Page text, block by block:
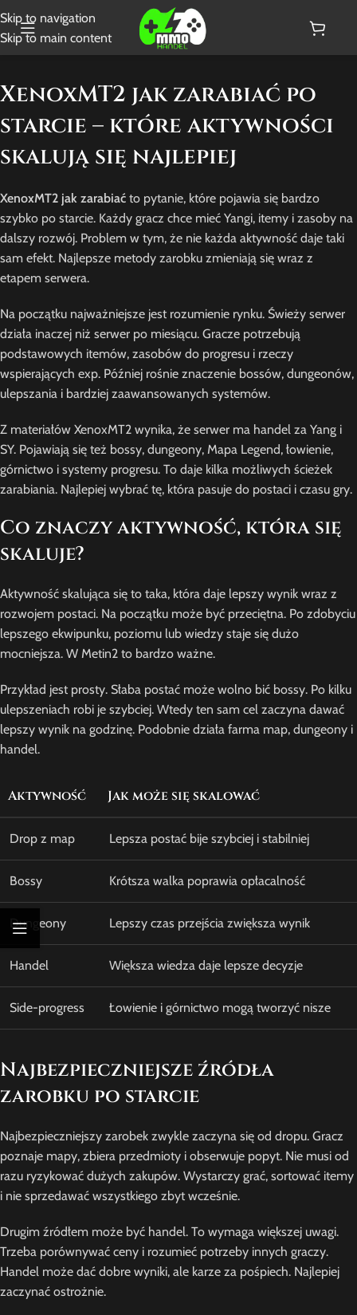
Skip to navigation
Skip to main content
XenoxMT2 jak zarabiać po
starcie – które aktywności
skalują się najlepiej
XenoxMT2 jak zarabiać to pytanie, które pojawia się bardzo
szybko po starcie. Każdy gracz chce mieć Yangi, itemy i zasoby na
dalszy rozwój. Problem w tym, że nie każda aktywność daje taki
sam efekt. Najlepsze metody zarobku zmieniają się wraz z
etapem serwera.
Na początku najważniejsze jest rozumienie rynku. Świeży serwer
działa inaczej niż serwer po miesiącu. Gracze potrzebują
podstawowych itemów, zasobów do progresu i rzeczy
wspierających exp. Później rośnie znaczenie bossów, dungeonów,
ulepszania i bardziej zaawansowanych systemów.
Z materiałów XenoxMT2 wynika, że serwer ma handel za Yang i
SY. Pojawiają się też bossy, dungeony, Mapa Legend, łowienie,
górnictwo i systemy progresu. To daje kilka możliwych ścieżek
zarabiania. Najlepiej wybrać tę, która pasuje do postaci i czasu gry.
Co znaczy aktywność, która się
skaluje?
Aktywność skalująca się to taka, która daje lepszy wynik wraz z
rozwojem postaci. Na początku może być przeciętna. Po zdobyciu
lepszego ekwipunku, poziomu lub wiedzy staje się dużo
mocniejsza. W Metin2 to bardzo ważne.
Przykład jest prosty. Słaba postać może wolno bić bossy. Po kilku
ulepszeniach robi je szybciej. Wtedy ten sam cel zaczyna dawać
lepszy wynik na godzinę. Podobnie działa farma map, dungeony i
handel.
Aktywność Jak może się skalować
Drop z map Lepsza postać bije szybciej i stabilniej
Bossy Krótsza walka poprawia opłacalność
Dungeony Lepszy czas przejścia zwiększa wynik
Handel Większa wiedza daje lepsze decyzje
Side-progress Łowienie i górnictwo mogą tworzyć nisze
Najbezpieczniejsze źródła
zarobku po starcie
Najbezpieczniejszy zarobek zwykle zaczyna się od dropu. Gracz
poznaje mapy, zbiera przedmioty i obserwuje popyt. Nie musi od
razu ryzykować dużych zakupów. Wystarczy grać, sortować itemy
i nie sprzedawać wszystkiego zbyt wcześnie.
Drugim źródłem może być handel. To wymaga większej uwagi.
Trzeba porównywać ceny i rozumieć potrzeby innych graczy.
Handel może dać dobre wyniki, ale karze za pośpiech. Najlepiej
zaczynać ostrożnie.